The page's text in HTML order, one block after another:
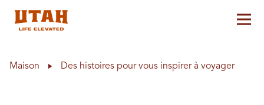
Maison Des histoires pour vous inspirer à voyager